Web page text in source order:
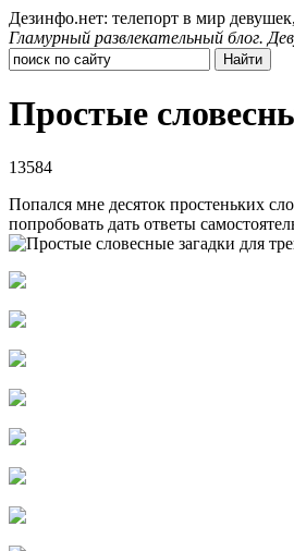
Дезинфо.нет: телепорт в мир
Гламурный развлекательный блог.
Простые
13584
Попался мне десяток простеньких
попробовать дать ответы